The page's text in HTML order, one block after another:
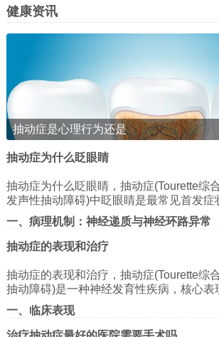
积极互动场景
创意表达：通过绘画、故事讲述等方
他人参与。
寻求关注：可能通过夸张的行为(如模
打断他人：在他人讲话时突然插话，
孤立倾向：因频繁违反规则或情绪失
远。
四、如何支持多动症儿童的社交互动
家庭与学校的配合
健康资讯
抽动症是心理行为还是
抽动症为什么眨眼睛
抽动症为什么眨眼睛，抽动症(Tourette综
发声性抽动障碍)中眨眼睛是最常见首发症
的70%以上，其机制涉及神经递质失衡、
理社会因素共同作用。以下从病理机制、
略三方面展开分析：
一、病理机制：神经递质与神经环路异常
多巴胺-谷氨酸失衡假说
经节(纹状体、苍白球、丘脑底核)与大脑
经环路。多巴胺能神经元过度活跃或D2受
皮层抑制性输出减少，引发不自主眨眼。
度激活可增强突触传递效率，导致眨眼动
性。
抽动症的表现和治疗
抽动症的表现和治疗，抽动症(Tourette综
抽动障碍)是一种神经发育性疾病，核心表
复、刻板的运动或发声抽动。以下从症状
治疗路径三方面进行系统解析：
一、临床表现
1. 抽动类型与分级